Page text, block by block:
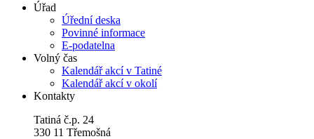
Úřad
Úřední deska
Povinné informace
E-podatelna
Volný čas
Kalendář akcí v Tatiné
Kalendář akcí v okolí
Kontakty
Tatiná č.p. 24
330 11 Třemošná